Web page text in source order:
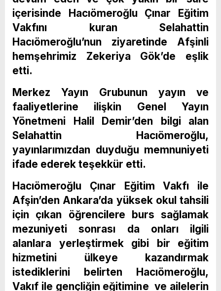
içerisinde Hacıömeroğlu Çınar Eğitim
Vakfını kuran Selahattin
Hacıömeroğlu’nun ziyaretinde Afşinli
hemşehrimiz Zekeriya Gök’de eşlik
etti.
Merkez Yayın Grubunun yayın ve
faaliyetlerine ilişkin Genel Yayın
Yönetmeni Halil Demir’den bilgi alan
Selahattin Hacıömeroğlu,
yayınlarımızdan duyduğu memnuniyeti
ifade ederek teşekkür etti.
Hacıömeroğlu Çınar Eğitim Vakfı ile
Afşin’den Ankara’da yüksek okul tahsili
için çıkan öğrencilere burs sağlamak
mezuniyeti sonrası da onları ilgili
alanlara yerleştirmek gibi bir eğitim
hizmetini ülkeye kazandırmak
istediklerini belirten Hacıömeroğlu,
Vakıf ile gençliğin eğitimine ve ailelerin